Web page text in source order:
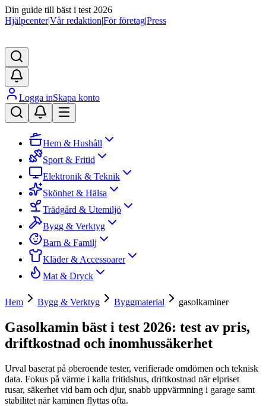
Din guide till bäst i test 2026
Hjälpcenter|Vår redaktion|För företag|Press
Logga inSkapa konto
Hem & Hushåll
Sport & Fritid
Elektronik & Teknik
Skönhet & Hälsa
Trädgård & Utemiljö
Bygg & Verktyg
Barn & Familj
Kläder & Accessoarer
Mat & Dryck
Hem Bygg & Verktyg Byggmaterial gasolkaminer
Gasolkamin bäst i test 2026: test av pris,
driftkostnad och inomhussäkerhet
Urval baserat på oberoende tester, verifierade omdömen och teknisk
data. Fokus på värme i kalla fritidshus, driftkostnad när elpriset
rusar, säkerhet vid barn och djur, snabb uppvärmning i garage samt
stabilitet när kaminen flyttas ofta.